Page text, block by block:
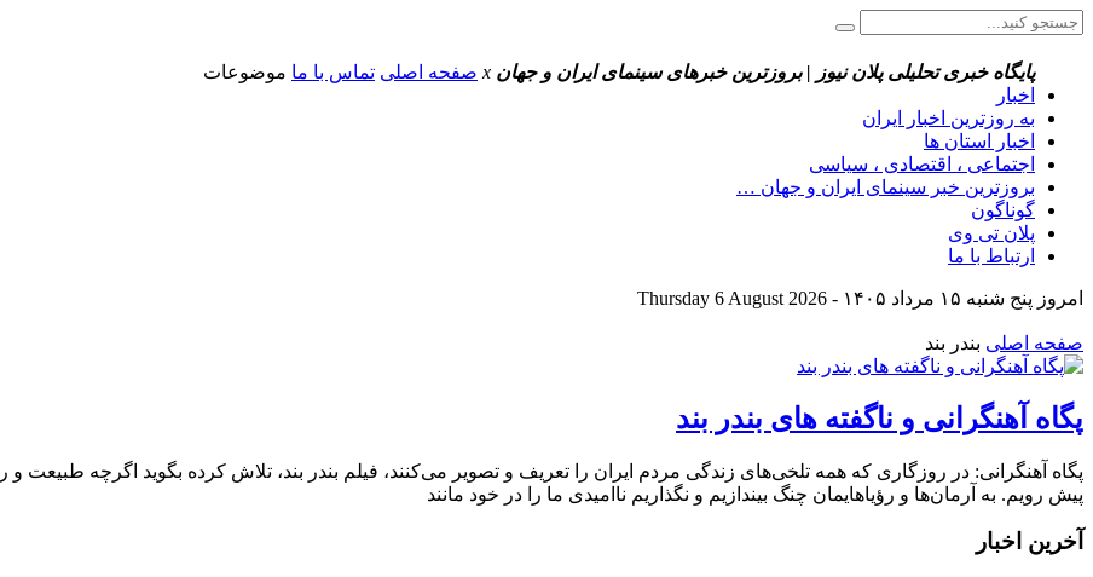
پایگاه خبری تحلیلی پلان نیوز | بروزترین خبرهای سینمای ایران و جهان x صفحه اصلی تماس با ما موضوعات
اخبار
به روزترین اخبار ایران
اخبار استان ها
اجتماعی ، اقتصادی ، سیاسی
بروزترین خبر سینمای ایران و جهان …
گوناگون
پلان تی وی
ارتباط با ما
امروز پنج شنبه ۱۵ مرداد ۱۴۰۵ - Thursday 6 August 2026
صفحه اصلی بندر بند
پگاه آهنگرانی و ناگفته های بندر بند
پگاه آهنگرانی: در روزگاری که همه تلخی‌های زندگی مردم ایران را تعریف و تصویر می‌کنند، فیلم بندر بند، تلاش کرده بگوید اگرچه طبیعت و
پیش رویم. به آرمان‌ها و رؤیاهایمان چنگ بیندازیم و نگذاریم ناامیدی ما را در خود مانند
آخرین اخبار